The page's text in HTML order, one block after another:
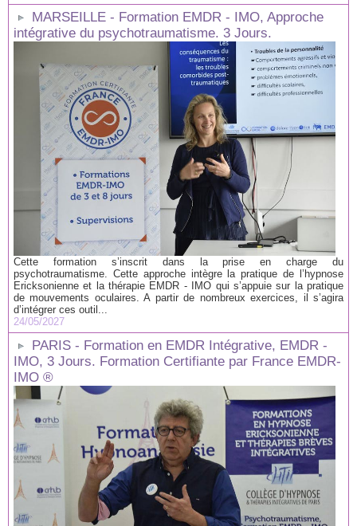
MARSEILLE - Formation EMDR - IMO, Approche
intégrative du psychotraumatisme. 3 Jours.
Cette formation s’inscrit dans la prise en charge du
psychotraumatisme. Cette approche intègre la pratique de l’hypnose
Ericksonienne et la thérapie EMDR - IMO qui s’appuie sur la pratique
de mouvements oculaires. A partir de nombreux exercices, il s’agira
d’intégrer ces outil...
24/05/2027
PARIS - Formation en EMDR Intégrative, EMDR -
IMO, 3 Jours. Formation Certifiante par France EMDR-
IMO ®